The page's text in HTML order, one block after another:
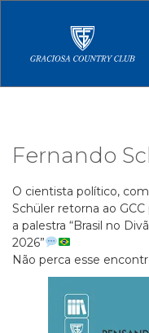
Fernando
O cientista político,
Schüler retorna ao
a palestra “Brasil no
2026”
Não perca esse